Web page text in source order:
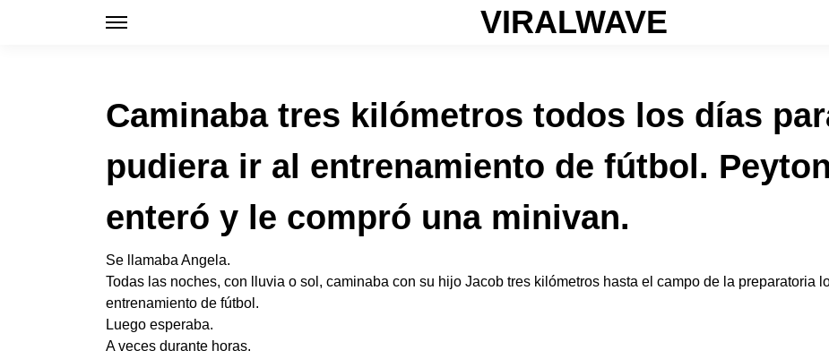
VIRALWAVE
Caminaba tres kilómetros todos los días
pudiera ir al entrenamiento de fútbol.
enteró y le compró una minivan.
Se llamaba Angela.
Todas las noches, con lluvia o sol, caminaba con su hijo Jacob tres kilómetros hasta el campo de la preparatoria
entrenamiento de fútbol.
Luego esperaba.
A veces durante horas.